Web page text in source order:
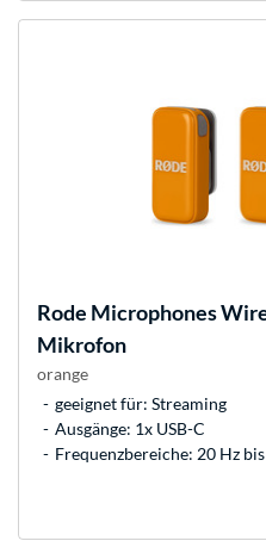
Rode Microphones
Mikrofon
orange
geeignet für: Streaming
Ausgänge: 1x USB-C
Frequenzbereiche: 20 Hz